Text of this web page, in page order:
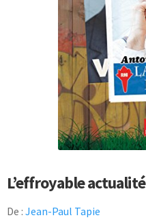
L’effroyable actualité
De : Jean-Paul Tapie